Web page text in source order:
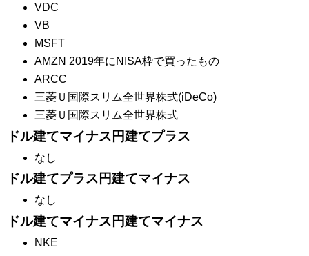
VDC
VB
MSFT
AMZN 2019年にNISA枠で買ったもの
ARCC
三菱Ｕ国際スリム全世界株式(iDeCo)
三菱Ｕ国際スリム全世界株式
ドル建てマイナス円建てプラス
なし
ドル建てプラス円建てマイナス
なし
ドル建てマイナス円建てマイナス
NKE